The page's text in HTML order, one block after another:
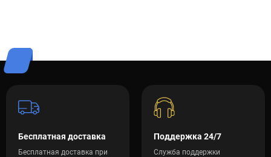
Бесплатная доставка
Бесплатная доставка при
Поддержка 24/7
Служба поддержки